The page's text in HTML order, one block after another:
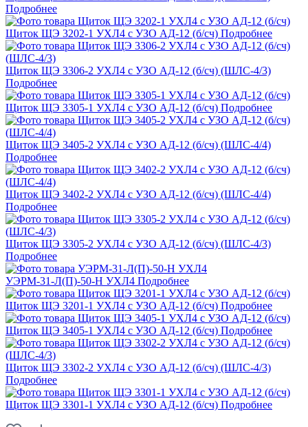
Подробнее
Щиток ЩЭ 3202-1 УХЛ4 с УЗО АД-12 (б/сч) Подробнее
Щиток ЩЭ 3306-2 УХЛ4 с УЗО АД-12 (б/сч) (ШЛС-4/3)
Подробнее
Щиток ЩЭ 3305-1 УХЛ4 с УЗО АД-12 (б/сч) Подробнее
Щиток ЩЭ 3405-2 УХЛ4 с УЗО АД-12 (б/сч) (ШЛС-4/4)
Подробнее
Щиток ЩЭ 3402-2 УХЛ4 с УЗО АД-12 (б/сч) (ШЛС-4/4)
Подробнее
Щиток ЩЭ 3305-2 УХЛ4 с УЗО АД-12 (б/сч) (ШЛС-4/3)
Подробнее
УЭРМ-31-Л(П)-50-Н УХЛ4 Подробнее
Щиток ЩЭ 3201-1 УХЛ4 с УЗО АД-12 (б/сч) Подробнее
Щиток ЩЭ 3405-1 УХЛ4 с УЗО АД-12 (б/сч) Подробнее
Щиток ЩЭ 3302-2 УХЛ4 с УЗО АД-12 (б/сч) (ШЛС-4/3)
Подробнее
Щиток ЩЭ 3301-1 УХЛ4 с УЗО АД-12 (б/сч) Подробнее